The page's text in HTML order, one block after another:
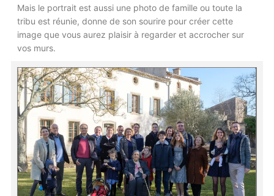
Mais le portrait est aussi une photo de famille ou toute la
tribu est réunie, donne de son sourire pour créer cette
image que vous aurez plaisir à regarder et accrocher sur
vos murs.